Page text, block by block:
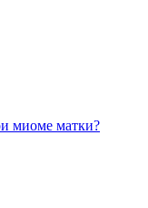
миоме матки?